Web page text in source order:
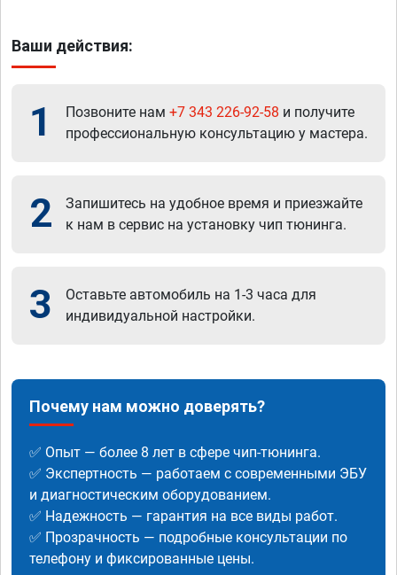
Ваши действия:
1 Позвоните нам +7 343 226-92-58 и получите
профессиональную консультацию у мастера.
2
Запишитесь на удобное время и приезжайте
к нам в сервис на установку чип тюнинга.
3
Оставьте автомобиль на 1-3 часа для
индивидуальной настройки.
Почему нам можно доверять?
✅ Опыт — более 8 лет в сфере чип-тюнинга.
✅ Экспертность — работаем с современными ЭБУ
и диагностическим оборудованием.
✅ Надежность — гарантия на все виды работ.
✅ Прозрачность — подробные консультации по
телефону и фиксированные цены.